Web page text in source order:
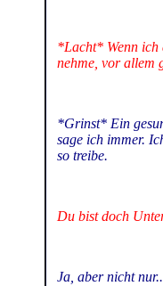
*Lacht* Wenn ich
nehme, vor allem
*Grinst* Ein
sage ich immer.
so treibe.
Du bist doch
Ja, aber nicht